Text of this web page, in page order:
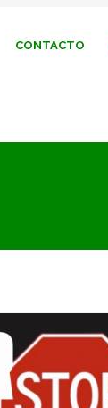
CONTACTO